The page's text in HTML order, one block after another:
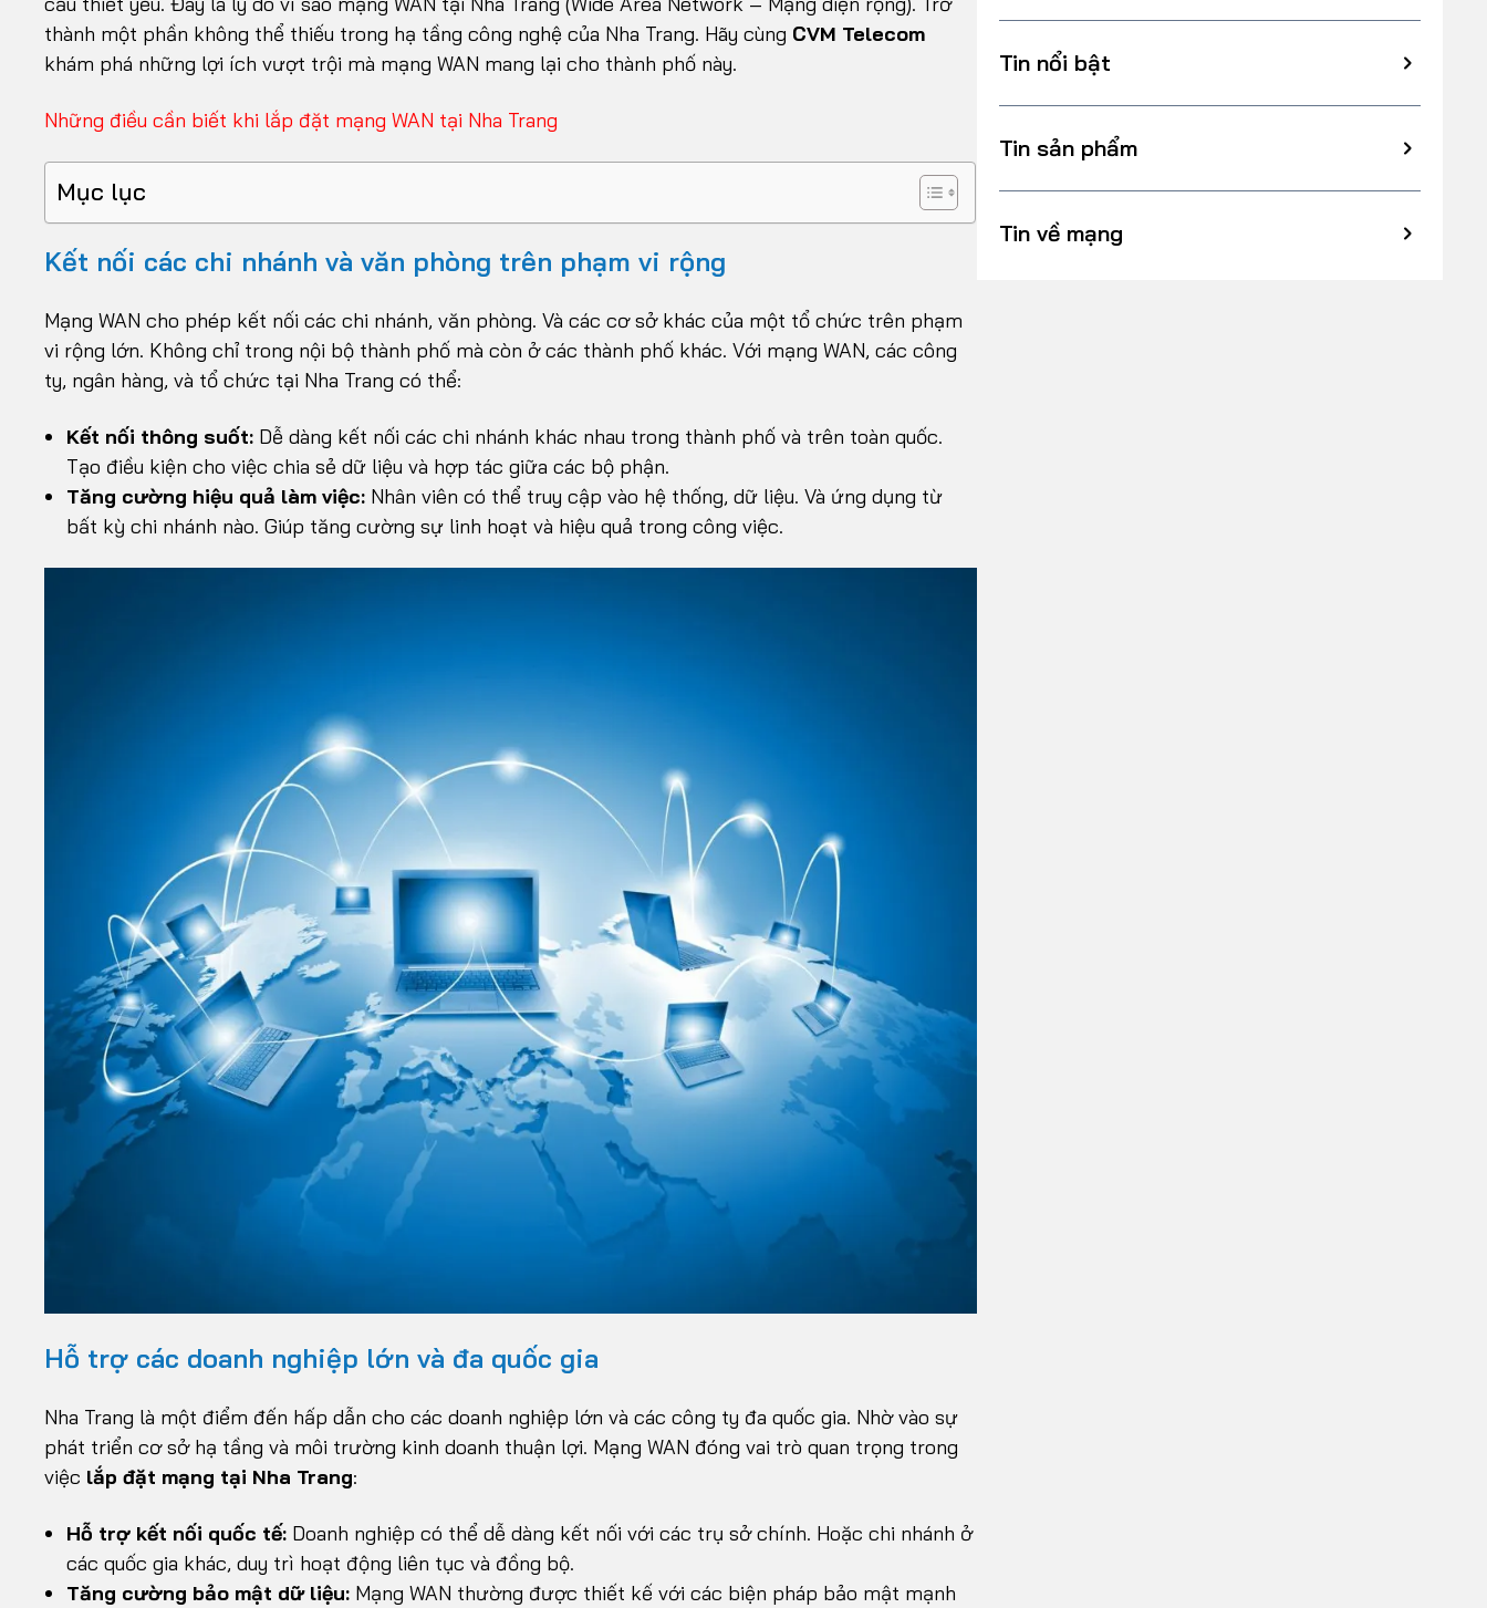
thành một phần không thể thiếu trong hạ tầng công nghệ của Nha Trang. Hãy cùng CVM Telecom
khám phá những lợi ích vượt trội mà mạng WAN mang lại cho thành phố này.
Những điều cần biết khi lắp đặt mạng WAN tại Nha Trang
Mục lục
Kết nối các chi nhánh và văn phòng trên phạm vi rộng
Mạng WAN cho phép kết nối các chi nhánh, văn phòng. Và các cơ sở khác của một tổ chức trên phạm
vi rộng lớn. Không chỉ trong nội bộ thành phố mà còn ở các thành phố khác. Với mạng WAN, các công
ty, ngân hàng, và tổ chức tại Nha Trang có thể:
Kết nối thông suốt: Dễ dàng kết nối các chi nhánh khác nhau trong thành phố và trên toàn quốc.
Tạo điều kiện cho việc chia sẻ dữ liệu và hợp tác giữa các bộ phận.
Tăng cường hiệu quả làm việc: Nhân viên có thể truy cập vào hệ thống, dữ liệu. Và ứng dụng từ
bất kỳ chi nhánh nào. Giúp tăng cường sự linh hoạt và hiệu quả trong công việc.
Hỗ trợ các doanh nghiệp lớn và đa quốc gia
Nha Trang là một điểm đến hấp dẫn cho các doanh nghiệp lớn và các công ty đa quốc gia. Nhờ vào sự
phát triển cơ sở hạ tầng và môi trường kinh doanh thuận lợi. Mạng WAN đóng vai trò quan trọng trong
việc lắp đặt mạng tại Nha Trang:
Hỗ trợ kết nối quốc tế: Doanh nghiệp có thể dễ dàng kết nối với các trụ sở chính. Hoặc chi nhánh ở
các quốc gia khác, duy trì hoạt động liên tục và đồng bộ.
Tăng cường bảo mật dữ liệu: Mạng WAN thường được thiết kế với các biện pháp bảo mật mạnh
Tin nổi bật
Tin sản phẩm
Tin về mạng